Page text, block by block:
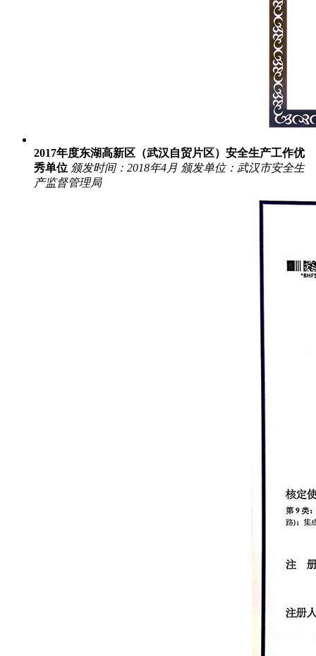
2017年度东湖高新区（武汉自贸片区）安全生产工作优
秀单位 颁发时间：2018年4月 颁发单位：武汉市安全生
产监督管理局